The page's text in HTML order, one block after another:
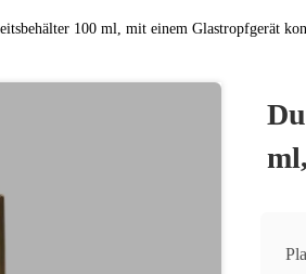
100 ml, mit einem Glastropfgerät